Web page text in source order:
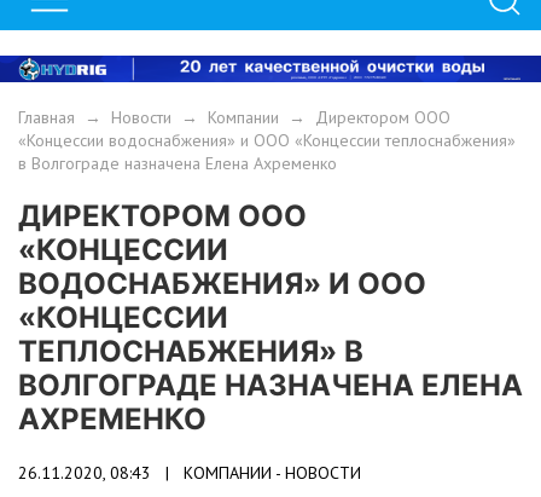
Главная → Новости → Компании → Директором ООО
«Концессии водоснабжения» и ООО «Концессии теплоснабжения»
в Волгограде назначена Елена Ахременко
ДИРЕКТОРОМ ООО
«КОНЦЕССИИ
ВОДОСНАБЖЕНИЯ» И ООО
«КОНЦЕССИИ
ТЕПЛОСНАБЖЕНИЯ» В
ВОЛГОГРАДЕ НАЗНАЧЕНА ЕЛЕНА
АХРЕМЕНКО
26.11.2020, 08:43 | КОМПАНИИ - НОВОСТИ